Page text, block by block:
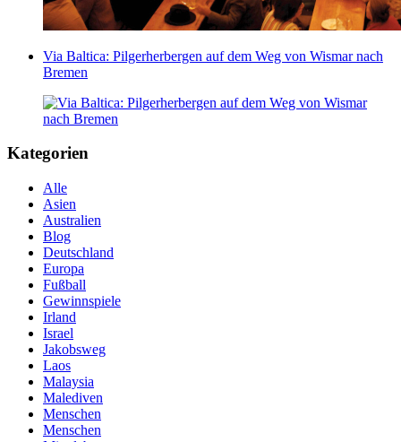
Via Baltica: Pilgerherbergen auf dem Weg von Wismar nach
Bremen
Kategorien
Alle
Asien
Australien
Blog
Deutschland
Europa
Fußball
Gewinnspiele
Irland
Israel
Jakobsweg
Laos
Malaysia
Malediven
Menschen
Menschen